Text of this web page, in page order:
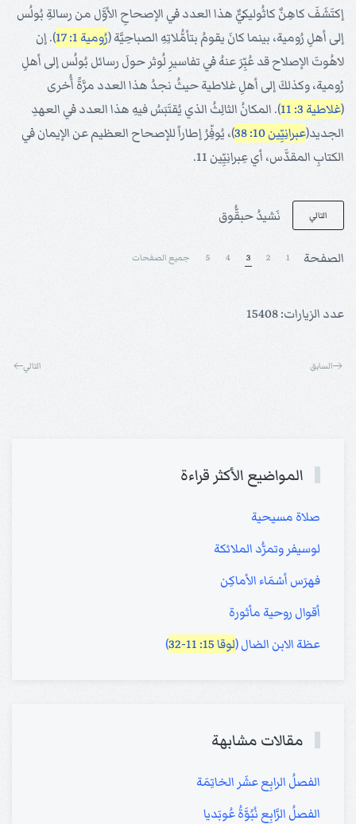
إكتَشَفَ كاهِنٌ كاثُوليكيٌّ هذا العدد في الإصحاحِ الأوَّل من رسالةِ بُولُس
إلى أهلِ رُومية، بينما كانَ يقومُ بتأمُّلاتِهِ الصباحِيَّة (رُومية 1: 17
). إن
لاهُوتَ الإصلاح قد عُبِّرَ عنهُ في تفاسيرِ لُوثر حولَ رسائل بُولُس إلى أهلِ
رُومية، وكذلكَ إلى أهلِ غلاطية حيثُ نجدُ هذا العدد مرَّةً أُخرى
(غلاطية 3: 11
). المكانُ الثالِثُ الذي يُقتَبَسُ فيهِ هذا العدد في العهدِ
الجديد(عبرانِيِّين 10: 38
)، يُوفِّرُ إطاراً للإصحاح العظيم عن الإيمان في
الكتابِ المقدَّس، أي عِبرانِيِّين 11.
التالي نَشيدُ حبقُّوق
الصفحة 1
2
3
4
5 جميع الصفحات
عدد الزيارات: 15408
السابق التالي
المواضيع الأكثر قراءة
صلاة مسيحية
لوسيفر وتمرُّد الملائكة
فهرَس أسْمَاء الأماكِن
أقوال روحية مأثورة
عظة الابن الضال (لوقا 15: 11-32 )
مقالات مشابهة
الفصلُ الرابِع عشَر الخاتِمَة
الفصلُ الرَّابِع نُبُوَّةُ عُوبَديا